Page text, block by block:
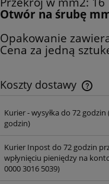
Otwór na śrubę
Opakowanie
Cena za jedną
Koszty dostawy
Kurier - wysyłka do 72 godzin
godzin)
Kurier Inpost do 72 godzin
wpłynięciu pieniędzy na
0000 3016 5039)